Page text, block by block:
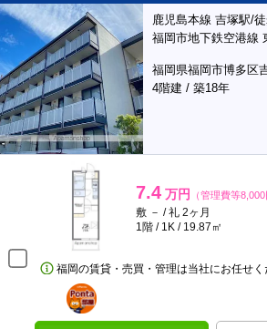
鹿児島本線 吉塚駅/
福岡市地下鉄空港線
福岡県福岡市博多区
4階建 / 築18年
7.4 万円 （管理費等8,000
敷 － / 礼 2ヶ月
1階 / 1K / 19.87㎡
福岡の賃貸・売買・管理は当社にお任せ
ポンタ
部屋